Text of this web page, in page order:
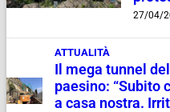
27/04/
ATTUALITÀ
Il mega tunnel
paesino: “Subito
a casa nostra.